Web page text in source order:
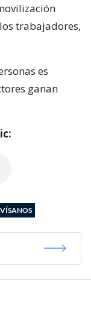
trabajadores,
es
ganan